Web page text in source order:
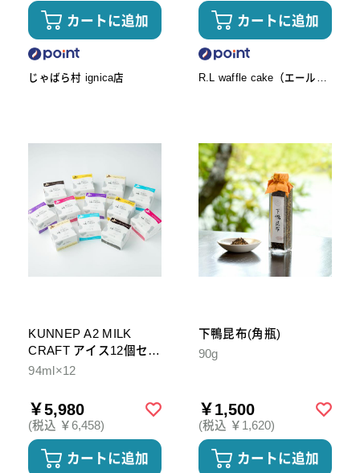
カートに追加
じゃばら村 ignica店
カートに追加
R.L waffle cake（エール・
KUNNEP A2 MILK
CRAFT アイス12個セッ
ト
94ml×12
￥5,980
(税込 ￥6,458)
カートに追加
下鴨昆布(角瓶)
90g
￥1,500
(税込 ￥1,620)
カートに追加